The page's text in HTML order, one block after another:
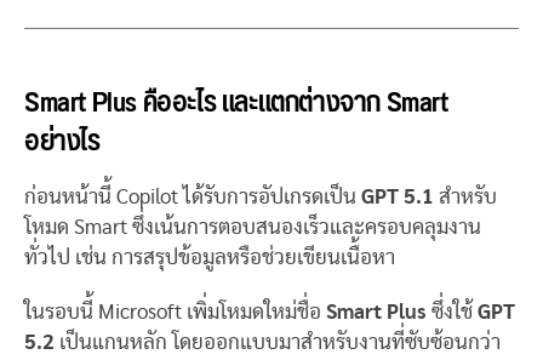
Smart Plus คืออะไร และแตกต่างจาก Smart
อย่างไร
ก่อนหน้านี้ Copilot ได้รับการอัปเกรดเป็น GPT 5.1 สำหรับ
โหมด Smart ซึ่งเน้นการตอบสนองเร็วและครอบคลุมงาน
ทั่วไป เช่น การสรุปข้อมูลหรือช่วยเขียนเนื้อหา
ในรอบนี้ Microsoft เพิ่มโหมดใหม่ชื่อ Smart Plus ซึ่งใช้ GPT
5.2 เป็นแกนหลัก โดยออกแบบมาสำหรับงานที่ซับซ้อนกว่า